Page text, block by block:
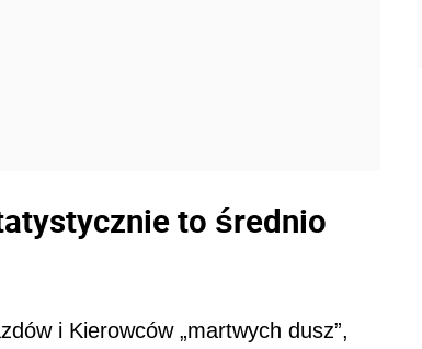
to średnio
i Kierowców „martwych dusz”,